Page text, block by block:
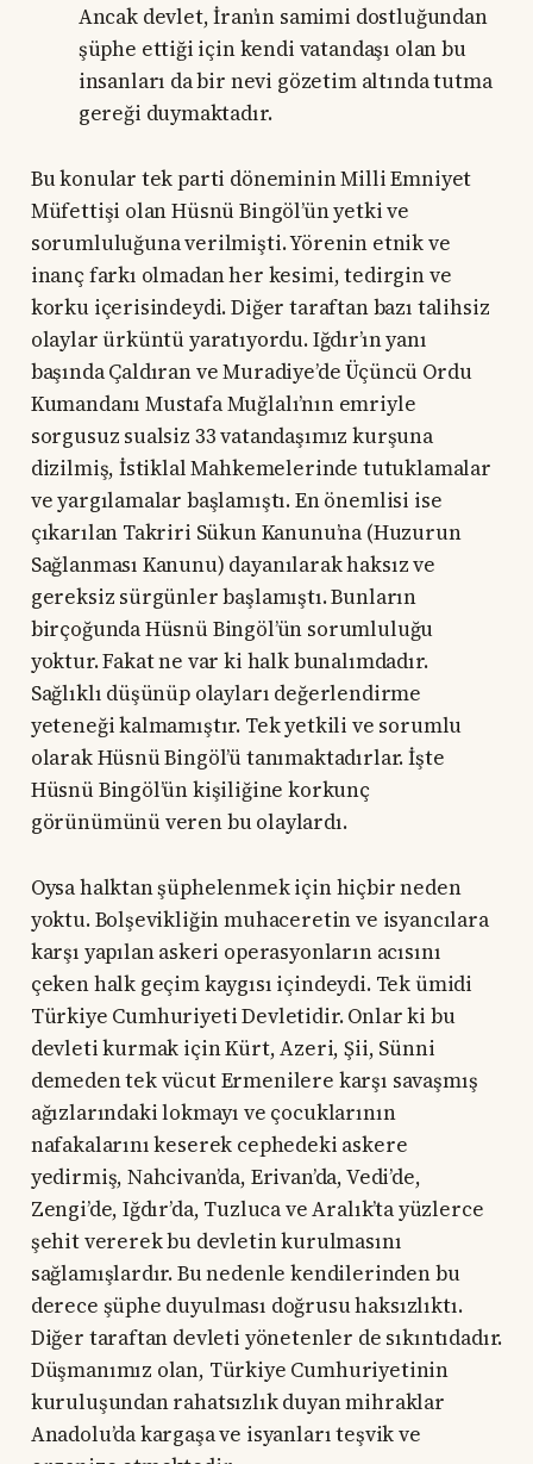
Ancak devlet, İran’ın samimi dostluğundan
şüphe ettiği için kendi vatandaşı olan bu
insanları da bir nevi gözetim altında tutma
gereği duymaktadır.
Bu konular tek parti döneminin Milli Emniyet
Müfettişi olan Hüsnü Bingöl’ün yetki ve
sorumluluğuna verilmişti. Yörenin etnik ve
inanç farkı olmadan her kesimi, tedirgin ve
korku içerisindeydi. Diğer taraftan bazı talihsiz
olaylar ürküntü yaratıyordu. Iğdır’ın yanı
başında Çaldıran ve Muradiye’de Üçüncü Ordu
Kumandanı Mustafa Muğlalı’nın emriyle
sorgusuz sualsiz 33 vatandaşımız kurşuna
dizilmiş, İstiklal Mahkemelerinde tutuklamalar
ve yargılamalar başlamıştı. En önemlisi ise
çıkarılan Takriri Sükun Kanunu’na (Huzurun
Sağlanması Kanunu) dayanılarak haksız ve
gereksiz sürgünler başlamıştı. Bunların
birçoğunda Hüsnü Bingöl’ün sorumluluğu
yoktur. Fakat ne var ki halk bunalımdadır.
Sağlıklı düşünüp olayları değerlendirme
yeteneği kalmamıştır. Tek yetkili ve sorumlu
olarak Hüsnü Bingöl’ü tanımaktadırlar. İşte
Hüsnü Bingöl’ün kişiliğine korkunç
görünümünü veren bu olaylardı.
Oysa halktan şüphelenmek için hiçbir neden
yoktu. Bolşevikliğin muhaceretin ve isyancılara
karşı yapılan askeri operasyonların acısını
çeken halk geçim kaygısı içindeydi. Tek ümidi
Türkiye Cumhuriyeti Devletidir. Onlar ki bu
devleti kurmak için Kürt, Azeri, Şii, Sünni
demeden tek vücut Ermenilere karşı savaşmış
ağızlarındaki lokmayı ve çocuklarının
nafakalarını keserek cephedeki askere
yedirmiş, Nahcivan’da, Erivan’da, Vedi’de,
Zengi’de, Iğdır’da, Tuzluca ve Aralık’ta yüzlerce
şehit vererek bu devletin kurulmasını
sağlamışlardır. Bu nedenle kendilerinden bu
derece şüphe duyulması doğrusu haksızlıktı.
Diğer taraftan devleti yönetenler de sıkıntıdadır.
Düşmanımız olan, Türkiye Cumhuriyetinin
kuruluşundan rahatsızlık duyan mihraklar
Anadolu’da kargaşa ve isyanları teşvik ve